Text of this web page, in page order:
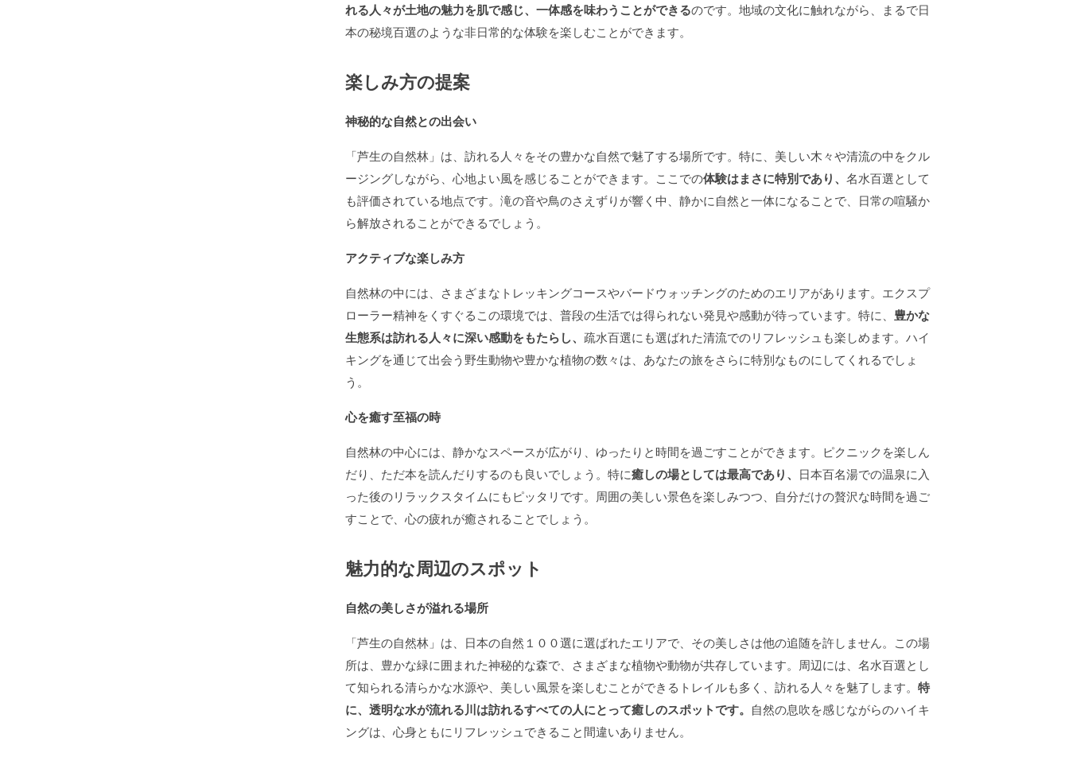
れる人々が土地の魅力を肌で感じ、一体感を味わうことができるのです。地域の文化に触れながら、まるで日
本の秘境百選のような非日常的な体験を楽しむことができます。
楽しみ方の提案
神秘的な自然との出会い
「芦生の自然林」は、訪れる人々をその豊かな自然で魅了する場所です。特に、美しい木々や清流の中をクル
ージングしながら、心地よい風を感じることができます。ここでの体験はまさに特別であり、 名水百選として
も評価されている地点です。滝の音や鳥のさえずりが響く中、静かに自然と一体になることで、日常の喧騒か
ら解放されることができるでしょう。
アクティブな楽しみ方
自然林の中には、さまざまなトレッキングコースやバードウォッチングのためのエリアがあります。エクスプ
ローラー精神をくすぐるこの環境では、普段の生活では得られない発見や感動が待っています。特に、 豊かな
生態系は訪れる人々に深い感動をもたらし、 疏水百選にも選ばれた清流でのリフレッシュも楽しめます。ハイ
キングを通じて出会う野生動物や豊かな植物の数々は、あなたの旅をさらに特別なものにしてくれるでしょ
う。
心を癒す至福の時
自然林の中心には、静かなスペースが広がり、ゆったりと時間を過ごすことができます。ピクニックを楽しん
だり、ただ本を読んだりするのも良いでしょう。特に癒しの場としては最高であり、 日本百名湯での温泉に入
った後のリラックスタイムにもピッタリです。周囲の美しい景色を楽しみつつ、自分だけの贅沢な時間を過ご
すことで、心の疲れが癒されることでしょう。
魅力的な周辺のスポット
自然の美しさが溢れる場所
「芦生の自然林」は、日本の自然１００選に選ばれたエリアで、その美しさは他の追随を許しません。この場
所は、豊かな緑に囲まれた神秘的な森で、さまざまな植物や動物が共存しています。周辺には、名水百選とし
て知られる清らかな水源や、美しい風景を楽しむことができるトレイルも多く、訪れる人々を魅了します。 特
に、透明な水が流れる川は訪れるすべての人にとって癒しのスポットです。 自然の息吹を感じながらのハイキ
ングは、心身ともにリフレッシュできること間違いありません。